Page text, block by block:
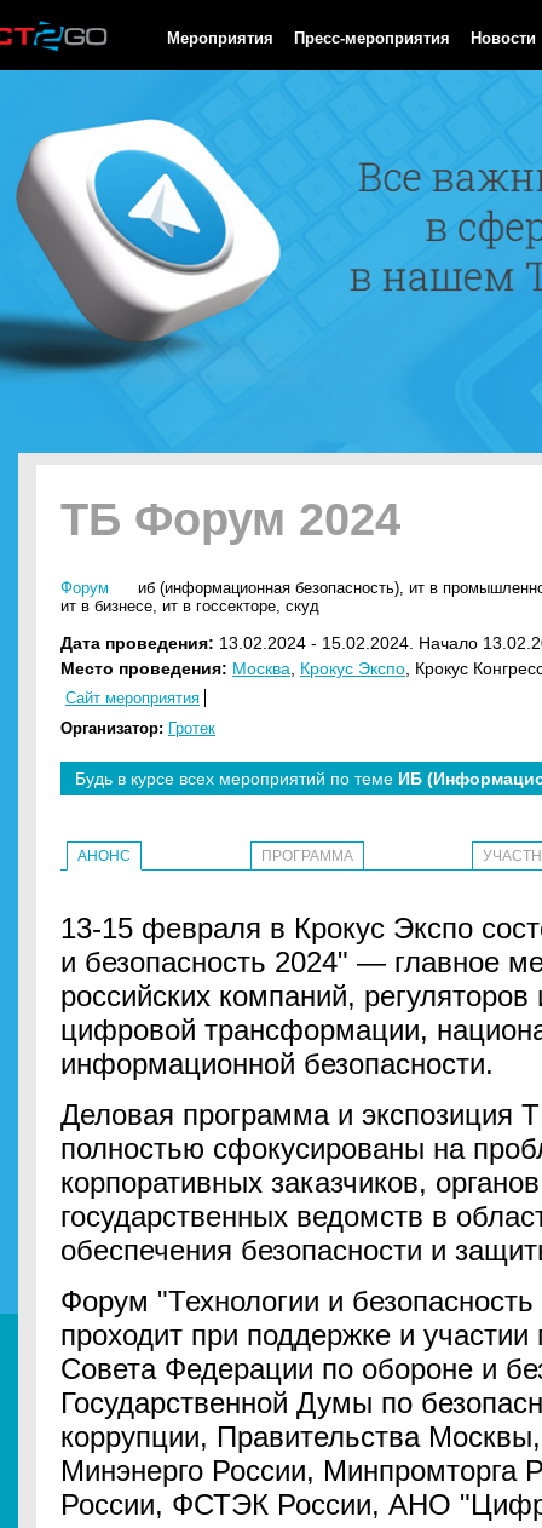
Мероприятия Пресс-мероприятия Новости
ТБ Форум 2024
Форум иб (информационная безопасность), ит в
ит в бизнесе, ит в госсекторе, скуд
Дата проведения: 13.02.2024 - 15.02.2024. Начало
Место проведения: Москва Крокус Экспо , Крокус
Сайт мероприятия
Организатор: Гротек
Будь в курсе всех мероприятий по теме ИБ
АНОНС ПРОГРАММА
13-15 февраля в Крокус Экспо
и безопасность 2024" — главное
российских компаний, регуляторов
цифровой трансформации,
информационной безопасности.
Деловая программа и экспозиция
полностью сфокусированы на
корпоративных заказчиков,
государственных ведомств в
обеспечения безопасности и
Форум "Технологии и
проходит при поддержке и
Совета Федерации по обороне и
Государственной Думы по
коррупции, Правительства
Минэнерго России, Минпромторга
России, ФСТЭК России, АНО